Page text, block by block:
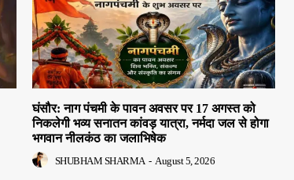
घंसौर: नाग पंचमी के पावन अवसर पर 17 अगस्त को
निकलेगी भव्य सनातन कांवड़ यात्रा, नर्मदा जल से होगा
भगवान नीलकंठ का जलाभिषेक
SHUBHAM SHARMA - August 5, 2026